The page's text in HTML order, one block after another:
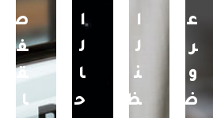
ع
ر
و
ض
ا
ل
ن
ظ
ا
ل
ا
ح
ص
ف
ق
ا